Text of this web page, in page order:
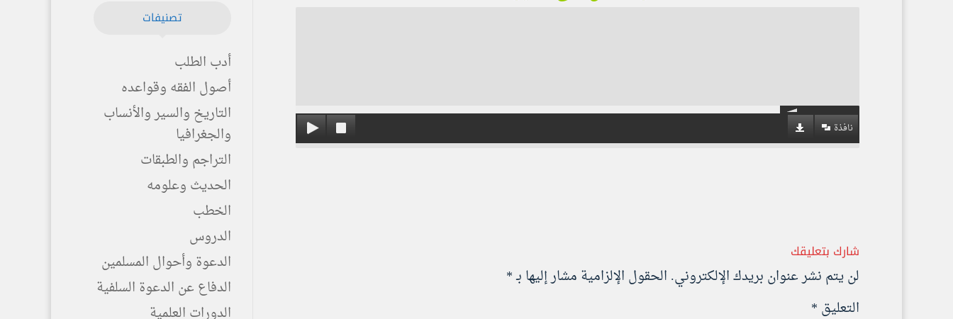
نافذة
شارك بتعليقك
لن يتم نشر عنوان بريدك الإلكتروني. الحقول الإلزامية مشار إليها بـ*
التعليق *
تصنيفات
أدب الطلب
أصول الفقه وقواعده
التاريخ والسير والأنساب
والجغرافيا
التراجم والطبقات
الحديث وعلومه
الخطب
الدروس
الدعوة وأحوال المسلمين
الدفاع عن الدعوة السلفية
الدورات العلمية